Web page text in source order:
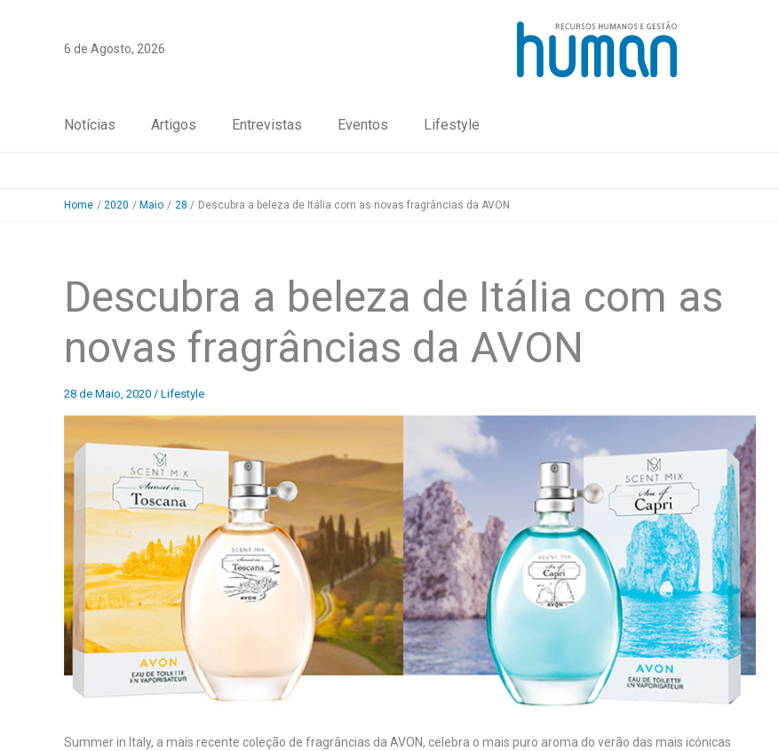
6 de Agosto, 2026
Notícias Artigos Entrevistas Eventos Lifestyle
Home 2020 Maio 28 Descubra a beleza de Itália com as novas fragrâncias da AVON
Descubra a beleza de Itália com as
novas fragrâncias da AVON
28 de Maio, 2020 / Lifestyle
Summer in Italy, a mais recente coleção de fragrâncias da AVON, celebra o mais puro aroma do verão das mais icónicas